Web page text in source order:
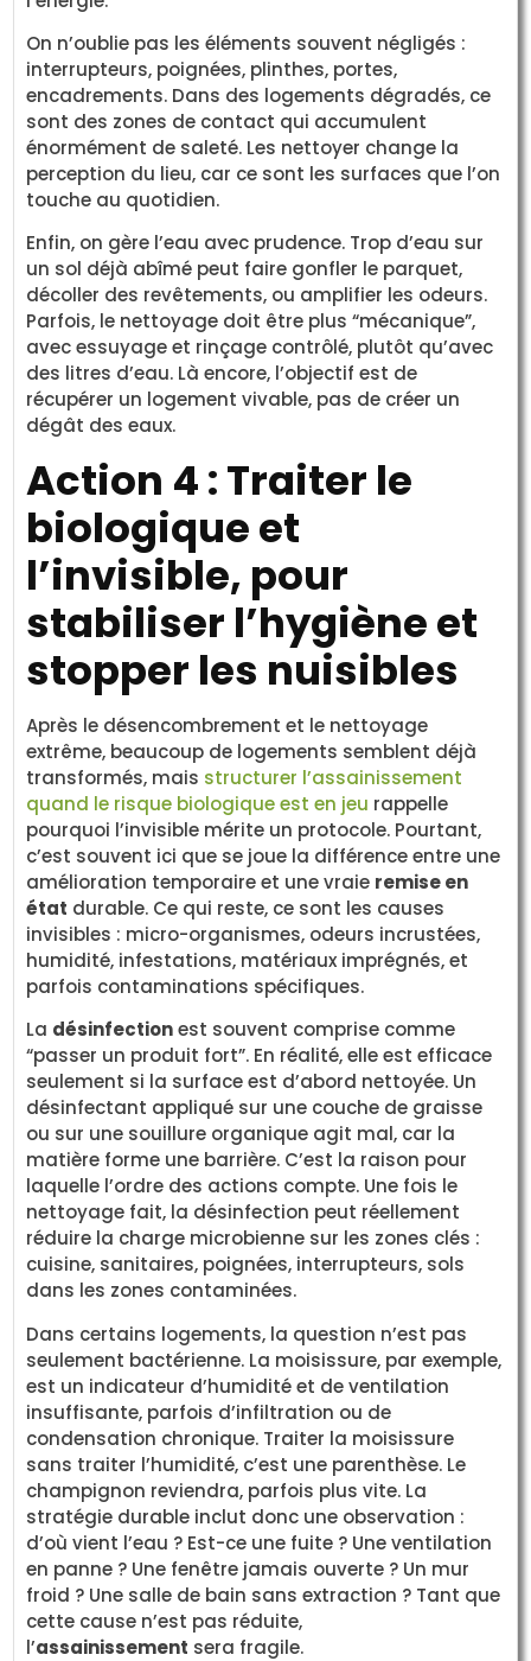
On n’oublie pas les éléments souvent négligés :
interrupteurs, poignées, plinthes, portes,
encadrements. Dans des logements dégradés, ce
sont des zones de contact qui accumulent
énormément de saleté. Les nettoyer change la
perception du lieu, car ce sont les surfaces que l’on
touche au quotidien.
Enfin, on gère l’eau avec prudence. Trop d’eau sur
un sol déjà abîmé peut faire gonfler le parquet,
décoller des revêtements, ou amplifier les odeurs.
Parfois, le nettoyage doit être plus “mécanique”,
avec essuyage et rinçage contrôlé, plutôt qu’avec
des litres d’eau. Là encore, l’objectif est de
récupérer un logement vivable, pas de créer un
dégât des eaux.
Action 4 : Traiter le
biologique et
l’invisible, pour
stabiliser l’hygiène et
stopper les nuisibles
Après le désencombrement et le nettoyage
extrême, beaucoup de logements semblent déjà
transformés, mais structurer l’assainissement
quand le risque biologique est en jeu rappelle
pourquoi l’invisible mérite un protocole. Pourtant,
c’est souvent ici que se joue la différence entre une
amélioration temporaire et une vraie remise en
état durable. Ce qui reste, ce sont les causes
invisibles : micro-organismes, odeurs incrustées,
humidité, infestations, matériaux imprégnés, et
parfois contaminations spécifiques.
La désinfectionest souvent comprise comme
“passer un produit fort”. En réalité, elle est efficace
seulement si la surface est d’abord nettoyée. Un
désinfectant appliqué sur une couche de graisse
ou sur une souillure organique agit mal, car la
matière forme une barrière. C’est la raison pour
laquelle l’ordre des actions compte. Une fois le
nettoyage fait, la désinfection peut réellement
réduire la charge microbienne sur les zones clés :
cuisine, sanitaires, poignées, interrupteurs, sols
dans les zones contaminées.
Dans certains logements, la question n’est pas
seulement bactérienne. La moisissure, par exemple,
est un indicateur d’humidité et de ventilation
insuffisante, parfois d’infiltration ou de
condensation chronique. Traiter la moisissure
sans traiter l’humidité, c’est une parenthèse. Le
champignon reviendra, parfois plus vite. La
stratégie durable inclut donc une observation :
d’où vient l’eau ? Est-ce une fuite ? Une ventilation
en panne ? Une fenêtre jamais ouverte ? Un mur
froid ? Une salle de bain sans extraction ? Tant que
cette cause n’est pas réduite,
l’assainissement sera fragile.